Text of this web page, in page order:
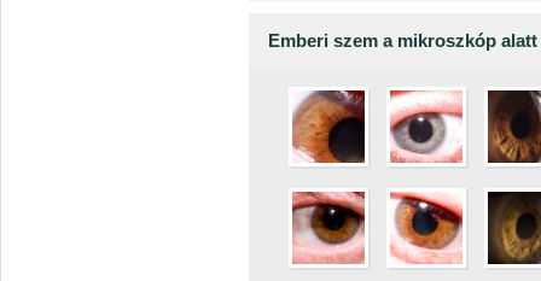
Emberi szem a mikroszkóp alatt